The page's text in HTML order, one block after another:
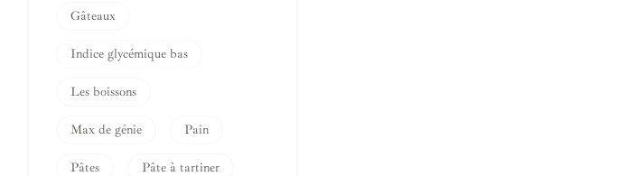
Gâteaux
Indice glycémique bas
Les boissons
Max de génie Pain
Pâtes Pâte à tartiner